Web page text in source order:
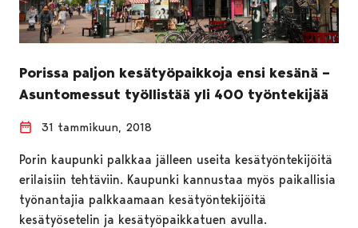
Porissa paljon kesätyöpaikkoja ensi kesänä –
Asuntomessut työllistää yli 400 työntekijää
31 tammikuun, 2018
Porin kaupunki palkkaa jälleen useita kesätyöntekijöitä
erilaisiin tehtäviin. Kaupunki kannustaa myös paikallisia
työnantajia palkkaamaan kesätyöntekijöitä
kesätyösetelin ja kesätyöpaikkatuen avulla.